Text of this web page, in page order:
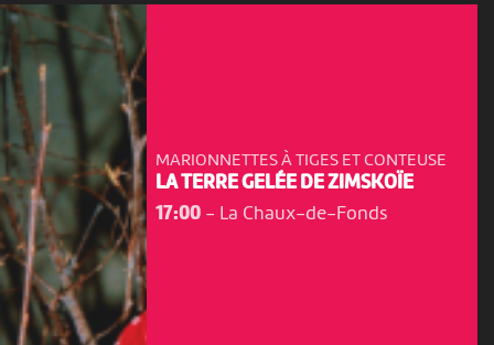
MARIONNETTES À TIGES ET CONTEUSE
LA TERRE GELÉE DE ZIMSKOÏE
17:00- La Chaux-de-Fonds